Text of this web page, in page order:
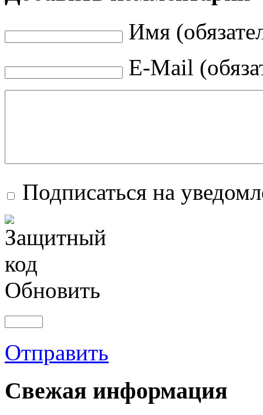
Имя
E-Mail
Подписаться на
Обновить
Отправить
Свежая информация